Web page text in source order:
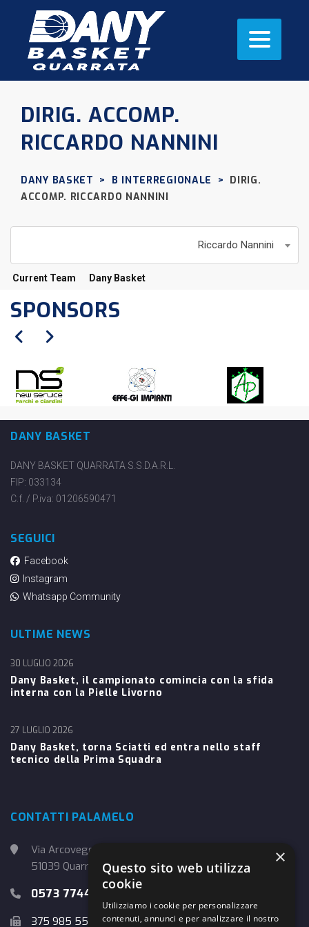
DIRIG. ACCOMP.
RICCARDO NANNINI
DANY BASKET > B INTERREGIONALE > DIRIG.
ACCOMP. RICCARDO NANNINI
Riccardo Nannini
Current Team Dany Basket
SPONSORS
DANY BASKET
DANY BASKET QUARRATA S.S.D.A.R.L.
FIP: 033134
C.f. / P.iva: 01206590471
SEGUICI
Facebook
Instagram
Whatsapp Community
ULTIME NEWS
Dany Basket, il campionato comincia con la sfida
interna con la Pielle Livorno
30 LUGLIO 2026
Dany Basket, torna Sciatti ed entra nello staff
tecnico della Prima Squadra
27 LUGLIO 2026
CONTATTI PALAMELO
Via Arcoveggio, 4
51039 Quarrata (PT)
0573 774457
375 985 5526
×
Questo sito web utilizza
cookie
Utilizziamo i cookie per personalizzare
contenuti, annunci e per analizzare il nostro